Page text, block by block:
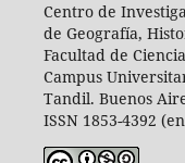
Centro de
de Geografía,
Facultad de
Campus
Tandil. Buenos
ISSN 1853-4392